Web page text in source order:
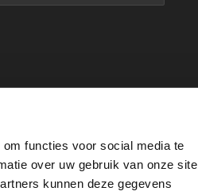
functies voor social media te
over uw gebruik van onze site
kunnen deze gegevens